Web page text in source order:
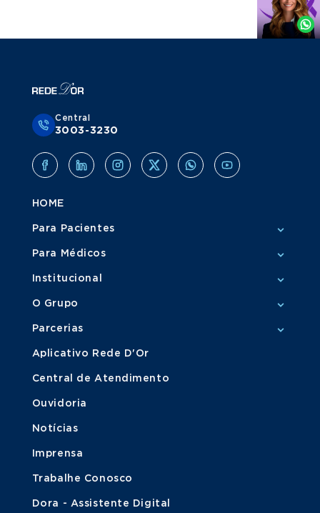
Whatsapp
Central
3003-3230
HOME
Para Pacientes
Para Médicos
Institucional
O Grupo
Parcerias
Aplicativo Rede D'Or
Central de Atendimento
Ouvidoria
Notícias
Imprensa
Trabalhe Conosco
Dora - Assistente Digital